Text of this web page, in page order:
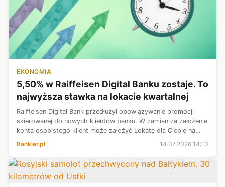
EKONOMIA
5,50% w Raiffeisen Digital Banku zostaje. To
najwyższa stawka na lokacie kwartalnej
Raiffeisen Digital Bank przedłużył obowiązywanie promocji
skierowanej do nowych klientów banku. W zamian za założenie
konta osobistego klient może założyć Lokatę dla Ciebie na
3 miesiące jest n...
Bankier.pl 14.07.2026 14:10